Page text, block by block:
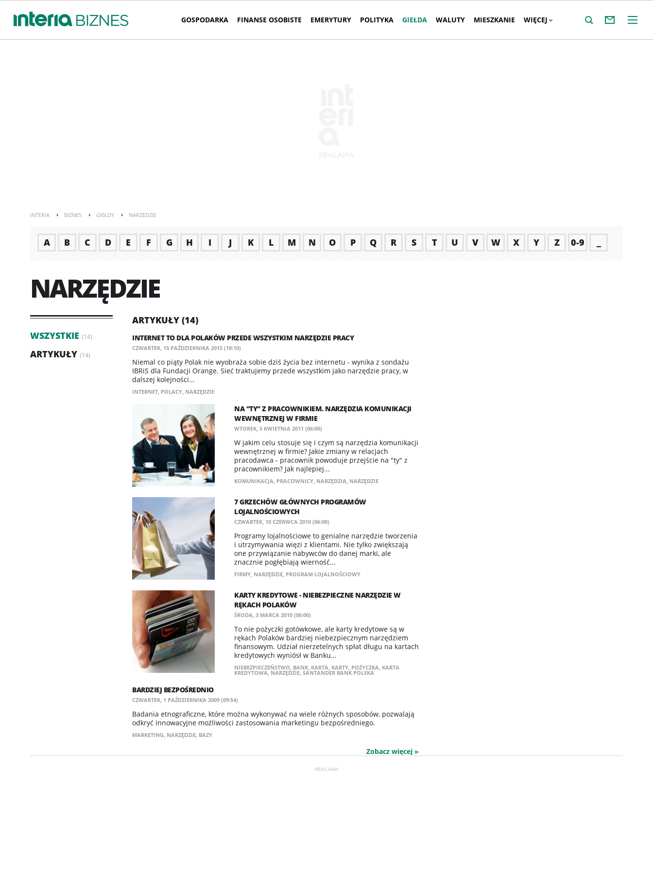
GOSPODARKA FINANSE OSOBISTE EMERYTURY POLITYKA GIEŁDA WALUTY MIESZKANIE WIĘCEJ
INTERIA BIZNES GIEŁDY NARZĘDZIE
A B C D E F G H I J K L M N O P Q R S T U V W X Y Z 0-9
NARZĘDZIE
WSZYSTKIE (14)
ARTYKUŁY (14)
ARTYKUŁY (14)
INTERNET TO DLA POLAKÓW PRZEDE WSZYSTKIM NARZĘDZIE PRACY
CZWARTEK, 15 PAŹDZIERNIKA 2015 (18:10)
Niemal co piąty Polak nie wyobraża sobie dziś życia bez internetu - wynika z sondażu
IBRiS dla Fundacji Orange. Sieć traktujemy przede wszystkim jako narzędzie pracy, w
dalszej kolejności...
INTERNET, POLACY, NARZĘDZIE
NA "TY" Z PRACOWNIKIEM. NARZĘDZIA KOMUNIKACJI
WEWNĘTRZNEJ W FIRMIE
WTOREK, 5 KWIETNIA 2011 (06:00)
W jakim celu stosuje się i czym są narzędzia komunikacji
wewnętrznej w firmie? Jakie zmiany w relacjach
pracodawca - pracownik powoduje przejście na "ty" z
pracownikiem? Jak najlepiej...
KOMUNIKACJA, PRACOWNICY, NARZĘDZIA, NARZĘDZIE
7 GRZECHÓW GŁÓWNYCH PROGRAMÓW
LOJALNOŚCIOWYCH
CZWARTEK, 10 CZERWCA 2010 (06:00)
Programy lojalnościowe to genialne narzędzie tworzenia
i utrzymywania więzi z klientami. Nie tylko zwiększają
one przywiązanie nabywców do danej marki, ale
znacznie pogłębiają wierność...
FIRMY, NARZĘDZIE, PROGRAM LOJALNOŚCIOWY
KARTY KREDYTOWE - NIEBEZPIECZNE NARZĘDZIE W
RĘKACH POLAKÓW
ŚRODA, 3 MARCA 2010 (06:00)
To nie pożyczki gotówkowe, ale karty kredytowe są w
rękach Polaków bardziej niebezpiecznym narzędziem
finansowym. Udział nierzetelnych spłat długu na kartach
kredytowych wyniósł w Banku...
NIEBEZPIECZEŃSTWO, BANK, KARTA, KARTY, POŻYCZKA, KARTA
KREDYTOWA, NARZĘDZIE, SANTANDER BANK POLSKA
BARDZIEJ BEZPOŚREDNIO
CZWARTEK, 1 PAŹDZIERNIKA 2009 (09:54)
Badania etnograficzne, które można wykonywać na wiele różnych sposobów, pozwalają
odkryć innowacyjne możliwości zastosowania marketingu bezpośredniego.
MARKETING, NARZĘDZIE, BAZY
Zobacz więcej »
REKLAMA